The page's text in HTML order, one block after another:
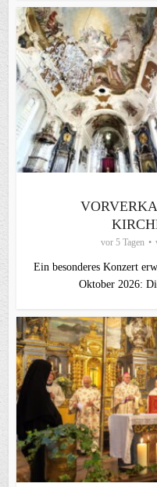
vor 5 Tagen
Ein besonderes Konzert
Oktober 2026: